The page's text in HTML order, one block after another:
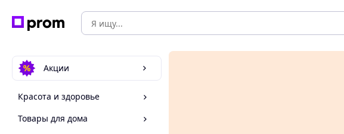
Акции
Красота и здоровье
Товары для дома